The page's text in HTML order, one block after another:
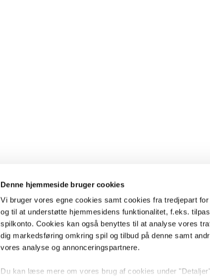
Denne hjemmeside bruger cookies
Vi bruger vores egne cookies samt cookies fra tredjepart
og til at understøtte hjemmesidens funktionalitet, f.eks.
spilkonto. Cookies kan også benyttes til at analyse vores
dig markedsføring omkring spil og tilbud på denne samt
vores analyse og annonceringspartnere.
Du kan læse mere om vores brug af cookies under